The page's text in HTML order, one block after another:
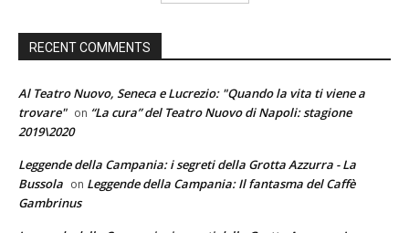
RECENT COMMENTS
Al Teatro Nuovo, Seneca e Lucrezio: "Quando la vita ti viene a
trovare" on “La cura” del Teatro Nuovo di Napoli: stagione
2019\2020
Leggende della Campania: i segreti della Grotta Azzurra - La
Bussola on Leggende della Campania: Il fantasma del Caffè
Gambrinus